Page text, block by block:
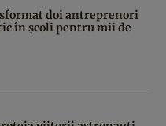
doi antreprenori
în școli pentru mii de